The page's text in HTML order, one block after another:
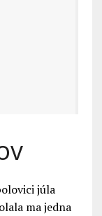
júla
ma jedna